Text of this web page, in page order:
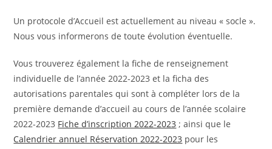
Un protocole d’Accueil est actuellement au niveau « socle ».
Nous vous informerons de toute évolution éventuelle.
Vous trouverez également la fiche de renseignement
individuelle de l’année 2022-2023 et la ficha des
autorisations parentales qui sont à compléter lors de la
première demande d’accueil au cours de l’année scolaire
2022-2023 Fiche d’inscription 2022-2023 ; ainsi que le
Calendrier annuel Réservation 2022-2023 pour les